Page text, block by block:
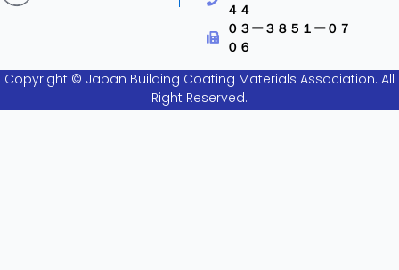
４４
０３ー３８５１ー０７
０６
Copyright © Japan Building Coating Materials Association. All
Right Reserved.